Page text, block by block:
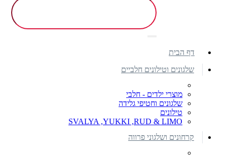
דף הבית
שלגונים וטילונים חלביים
מוצרי ילדים - חלבי
שלגונים וחטיפי גלידה
טילונים
SVALYA ,YUKKI ,RUD & LIMO
קרחונים ושלגוני פרווה